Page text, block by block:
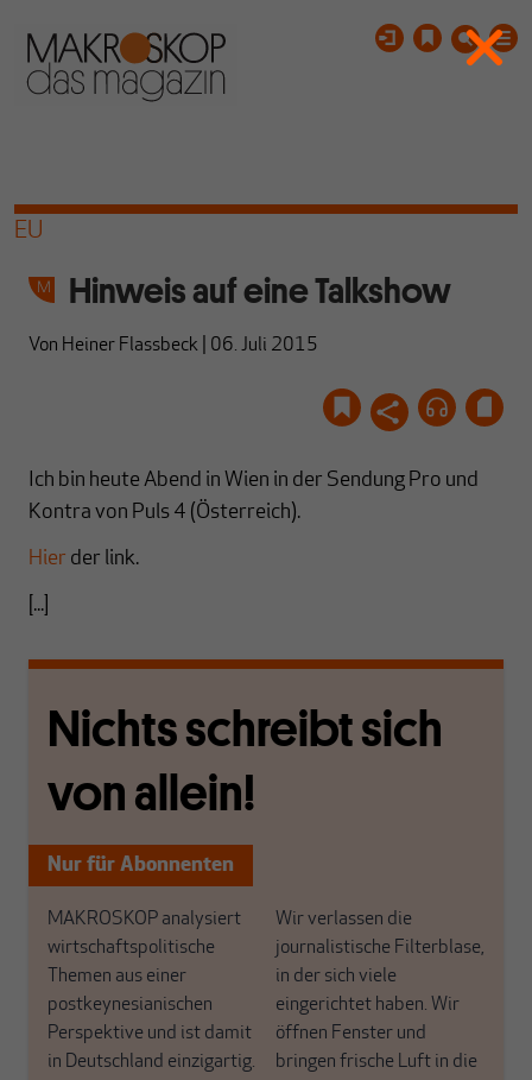
EU
Hinweis auf eine Talkshow
Von Heiner Flassbeck 06. Juli 2015
Ich bin heute Abend in Wien in der Sendung Pro und
Kontra von Puls 4 (Österreich).
Hier der link.
[...]
Nichts schreibt sich
von allein!
Nur für Abonnenten
MAKROSKOP analysiert
wirtschaftspolitische
Themen aus einer
postkeynesianischen
Perspektive und ist damit
in Deutschland einzigartig.
Wir verlassen die
journalistische Filterblase,
in der sich viele
eingerichtet haben. Wir
öffnen Fenster und
bringen frische Luft in die